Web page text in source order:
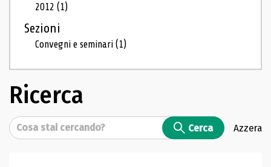
2012(1)
Sezioni
Convegni e seminari(1)
Ricerca
Cerca Cerca Azzera